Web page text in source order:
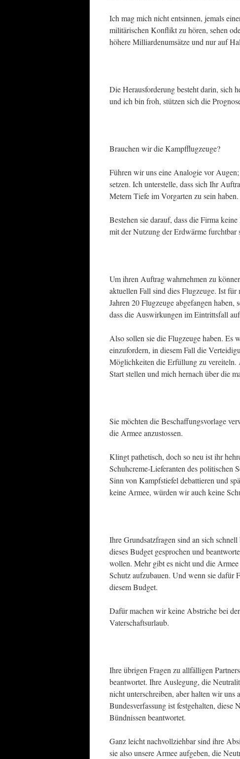
Ich mag mich nicht entsinnen, jemals
militärischen Konflikt zu hören, sehen
höhere Milliardenumsätze und nur auf
Die Herausforderung besteht darin, sich
und ich bin froh, stützen sich die
Brauchen wir die Kampfflugzeuge?
Führen wir uns eine Analogie vor
setzen. Ich unterstelle, dass sich Ihr
Metern Tiefe im Vorgarten zu sein haben.
Bestehen sie darauf, dass die Firma
mit der Nutzung der Erdwärme
Um ihren Auftrag wahrnehmen zu
aktuellen Fall sind dies Flugzeuge. Ist
Jahren 20 Flugzeuge abgefangen
dass die Auswirkungen im Eintrittsfall
Also sollen sie die Flugzeuge haben. Es
einzufordern, in diesem Fall die
Möglichkeiten die Erfüllung zu vereiteln.
Start stellen und mich hernach über die
Sie möchten die Beschaffungsvorlage
die Armee anzustossen.
Klingt pathetisch, doch so neu ist ihr
Schuhcreme-Lieferanten des politischen
Sinn von Kampfstiefel debattieren und
keine Armee, würden wir auch keine
Ihre Grundsatzfragen sind an sich
dieses Budget gesprochen und
wollen. Mehr gibt es nicht und die
Schutz aufzubauen. Und wenn sie dafür
diesem Budget.
Dafür machen wir keine Abstriche bei
Vaterschaftsurlaub.
Ihre übrigen Fragen zu allfälligen
beantwortet. Ihre Auslegung, die
nicht unterschreiben, aber halten wir uns
Bundesverfassung ist festgehalten,
Bündnissen beantwortet.
Ganz leicht nachvollziehbar sind ihre
sie also unsere Armee aufgeben, die